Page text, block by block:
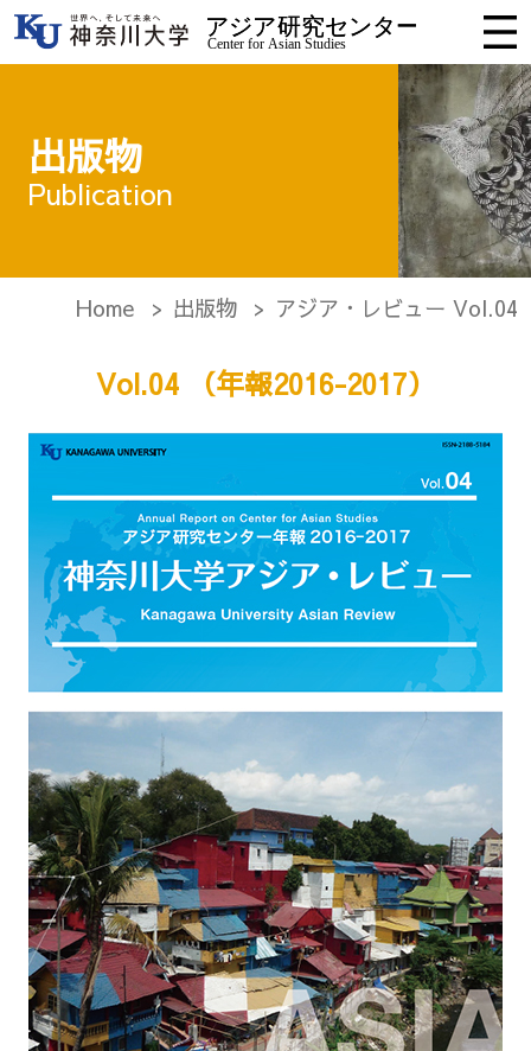
出版物
Publication
Home 出版物 アジア・レビュー Vol.04
Vol.04 （年報2016-2017）